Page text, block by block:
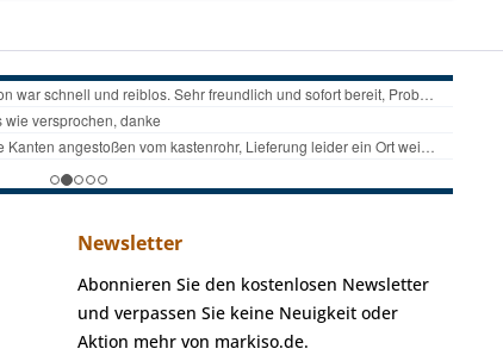
Newsletter
Abonnieren Sie den kostenlosen Newsletter
und verpassen Sie keine Neuigkeit oder
Aktion mehr von markiso.de.